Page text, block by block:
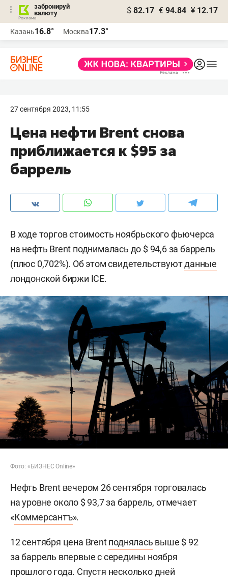
забронируй
валюту
$ 82.17 € 94.84 ¥ 12.17
Казань16.8° Москва17.3°
27 сентября 2023, 11:55
Цена нефти Brent снова
приближается к $95 за
баррель
В ходе торгов стоимость ноябрьского фьючерса
на нефть Brent поднималась до $ 94,6 за баррель
(плюс 0,702%). Об этом свидетельствуютданные
лондонской биржи ICE.
Фото: «БИЗНЕС Online»
Нефть Brent вечером 26 сентября торговалась
на уровне около $ 93,7 за баррель, отмечает
«Коммерсантъ».
12 сентября цена Brentподнялась выше $ 92
за баррель впервые с середины ноября
прошлого года. Спустя несколько дней